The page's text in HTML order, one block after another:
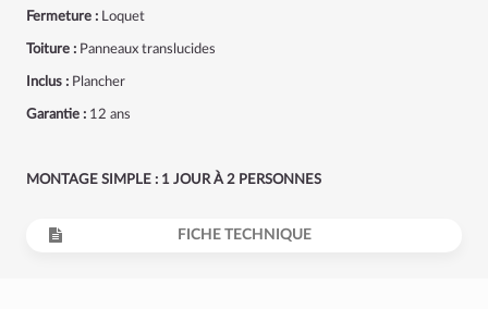
Fermeture : Loquet
Toiture : Panneaux translucides
Inclus : Plancher
Garantie : 12 ans
MONTAGE SIMPLE : 1 JOUR À 2 PERSONNES
FICHE TECHNIQUE